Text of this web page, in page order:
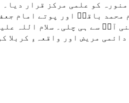
کو علمی مرکز قرار
محمد باقرؑ اور پوتے امام
آپؑ سے ہی چلی۔ سلام اللہ
مریض اور واقعہءِ کربلا